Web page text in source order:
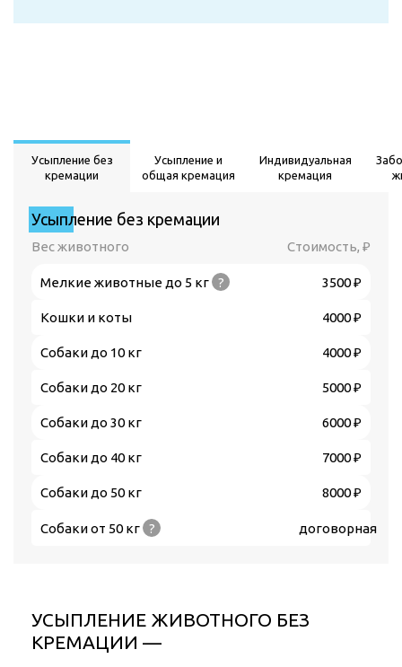
Усыпление без
кремации
Усыпление и
общая кремация
Индивидуальная
кремация
Усыпление без кремации
Вес животного Стоимость, ₽
Мелкие животные до 5 кг ? 3500 ₽
Кошки и коты 4000 ₽
Собаки до 10 кг 4000 ₽
Собаки до 20 кг 5000 ₽
Собаки до 30 кг 6000 ₽
Собаки до 40 кг 7000 ₽
Собаки до 50 кг 8000 ₽
Собаки от 50 кг ? договорная
УСЫПЛЕНИЕ ЖИВОТНОГО БЕЗ
КРЕМАЦИИ —